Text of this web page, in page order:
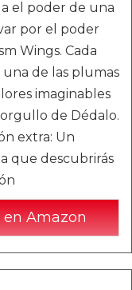
el poder de una
por el poder
Wings. Cada
de las plumas
imaginables
orgullo de Dédalo.
extra: Un
que descubrirás
Amazon